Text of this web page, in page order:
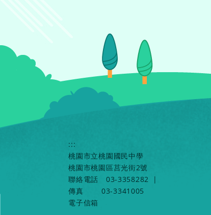
:::
桃園市立桃園國民中學
桃園市桃園區莒光街2號
聯絡電話
03-3358282
|
傳真
03-3341005
電子信箱